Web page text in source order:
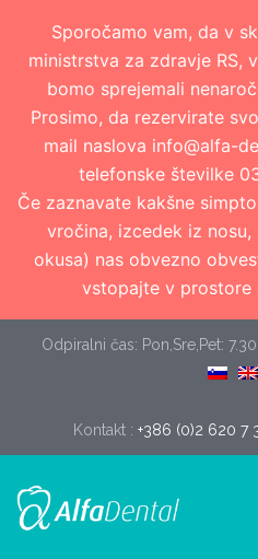
Odpiralni čas: Pon,Sre,Pet:
Kontakt : +386 (0)2 620 7
Sporočamo vam, da v
ministrstva za zdravje RS,
bomo sprejemali
Prosimo, da rezervirate
mail naslova info@alfa-
telefonske številke
Če zaznavate kakšne
vročina, izcedek iz nosu,
okusa) nas obvezno
vstopajte v prostore